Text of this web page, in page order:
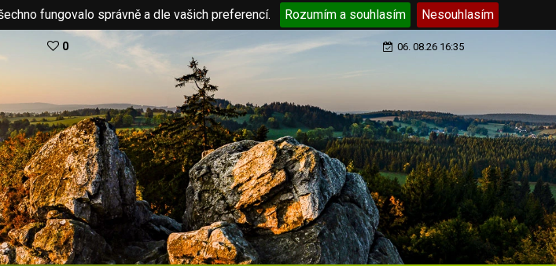
fungovalo správně a dle vašich preferencí. Rozumím a souhlasím Nesouhlasím
0 06. 08.26 16:35